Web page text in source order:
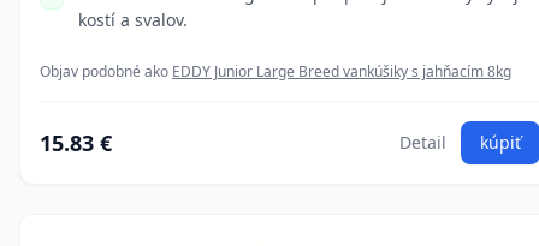
kostí a svalov.
Objav podobné ako EDDY Junior Large Breed vankúšiky s jahňacím 8kg
15.83 € Detail kúpiť